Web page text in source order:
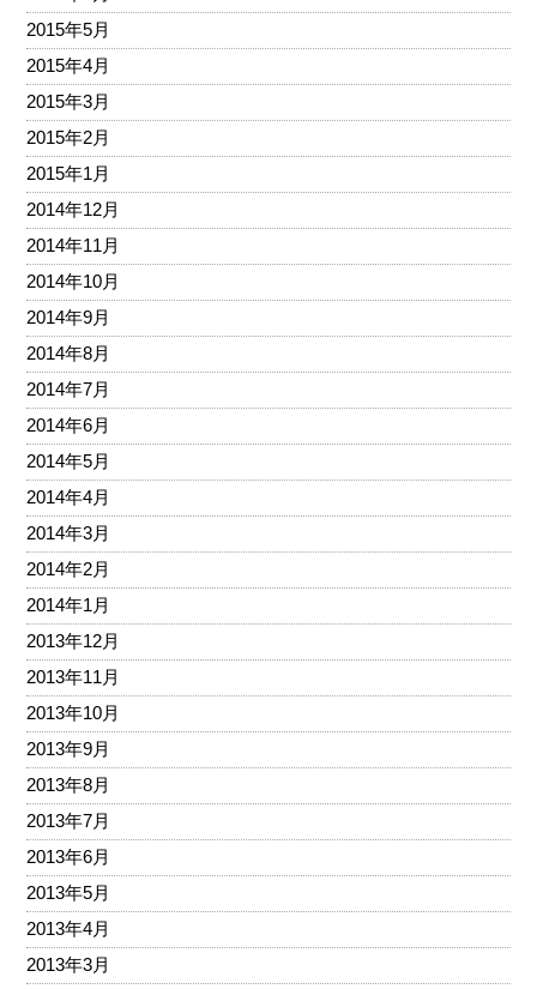
2015年5月
2015年4月
2015年3月
2015年2月
2015年1月
2014年12月
2014年11月
2014年10月
2014年9月
2014年8月
2014年7月
2014年6月
2014年5月
2014年4月
2014年3月
2014年2月
2014年1月
2013年12月
2013年11月
2013年10月
2013年9月
2013年8月
2013年7月
2013年6月
2013年5月
2013年4月
2013年3月